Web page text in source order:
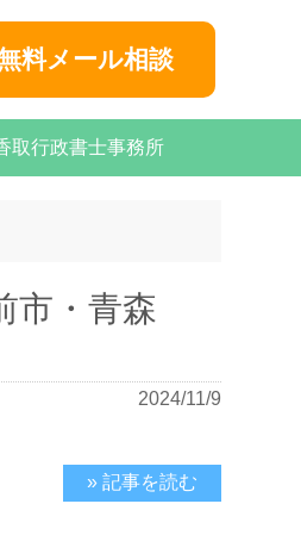
料メール相談
取行政書士事務所
市・青森
2024/11/9
» 記事を読む